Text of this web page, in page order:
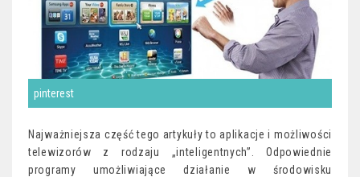
pinterest
Najważniejsza część tego artykuły to aplikacje i możliwości
telewizorów z rodzaju „inteligentnych”. Odpowiednie
programy umożliwiające działanie w środowisku